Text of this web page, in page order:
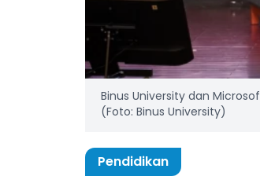
Binus University dan
(Foto: Binus University)
Pendidikan